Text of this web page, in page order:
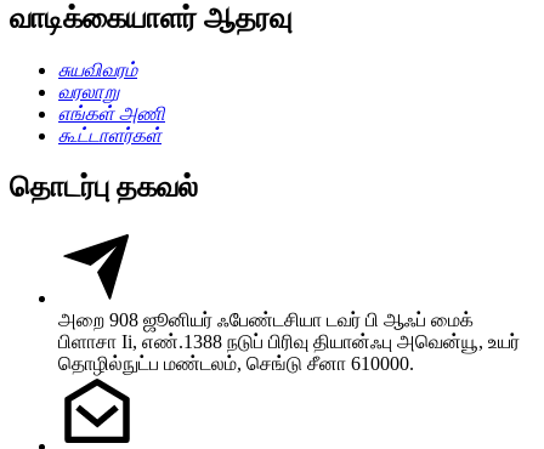
வாடிக்கையாளர் ஆதரவு
சுயவிவரம்
வரலாறு
எங்கள் அணி
கூட்டாளர்கள்
தொடர்பு தகவல்
அறை 908 ஜூனியர் ஃபேண்டசியா டவர் பி ஆஃப் மைக்
பிளாசா Ii, எண்.1388 நடுப் பிரிவு தியான்ஃபு அவென்யூ, உயர்
தொழில்நுட்ப மண்டலம், செங்டு சீனா 610000.